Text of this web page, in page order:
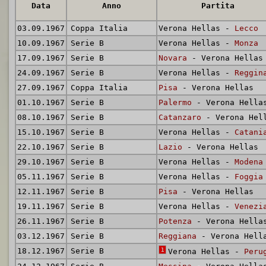
Data Anno Partita
03.09.1967
Coppa Italia Verona Hellas - Lecco
10.09.1967
Serie B Verona Hellas - Monza
17.09.1967
Serie B Novara - Verona Hellas
24.09.1967
Serie B Verona Hellas -
27.09.1967
Coppa Italia Pisa - Verona Hellas
01.10.1967
Serie B Palermo - Verona
08.10.1967
Serie B Catanzaro - Verona
15.10.1967
Serie B Verona Hellas -
22.10.1967
Serie B Lazio - Verona Hellas
29.10.1967
Serie B Verona Hellas - Modena
05.11.1967
Serie B Verona Hellas - Foggia
12.11.1967
Serie B Pisa - Verona Hellas
19.11.1967
Serie B Verona Hellas -
26.11.1967
Serie B Potenza - Verona
03.12.1967
Serie B Reggiana - Verona
18.12.1967
Serie B 1 Verona Hellas -